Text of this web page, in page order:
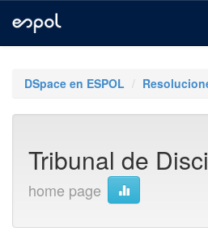
navigationDSpace en ESPOL
Tribunal de
home page